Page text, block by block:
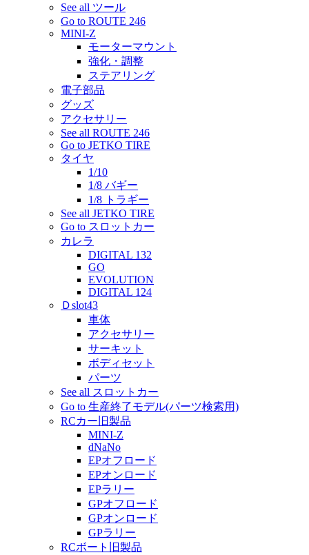
See all ツール
Go to ROUTE 246
MINI-Z
モーターマウント
強化・調整
ステアリング
電子部品
グッズ
アクセサリー
See all ROUTE 246
Go to JETKO TIRE
タイヤ
1/10
1/8 バギー
1/8 トラギー
See all JETKO TIRE
Go to スロットカー
カレラ
DIGITAL 132
GO
EVOLUTION
DIGITAL 124
Ｄslot43
車体
アクセサリー
サーキット
ボディセット
パーツ
See all スロットカー
Go to 生産終了モデル(パーツ検索用)
RCカー旧製品
MINI-Z
dNaNo
EPオフロード
EPオンロード
EPラリー
GPオフロード
GPオンロード
GPラリー
RCボート旧製品